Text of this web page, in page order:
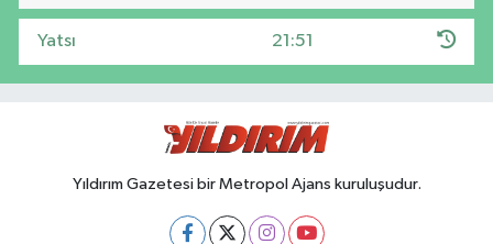
Yatsı 21:51
Yıldırım Gazetesi bir Metropol Ajans kuruluşudur.